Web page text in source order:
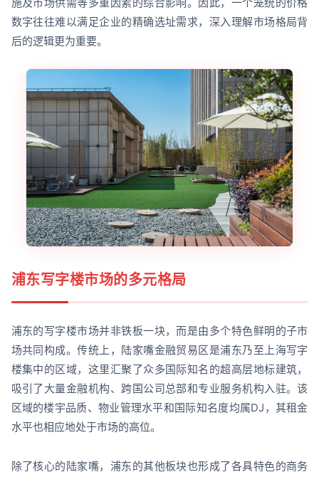
数字往往难以满足企业的精确选址需求，深入理解市场格局背
后的逻辑更为重要。
浦东写字楼市场的多元格局
浦东的写字楼市场并非铁板一块，而是由多个特色鲜明的子市
场共同构成。传统上，陆家嘴金融贸易区是浦东乃至上海写字
楼集中的区域，这里汇聚了众多国际知名的超高层地标建筑，
吸引了大量金融机构、跨国公司总部和专业服务机构入驻。该
区域的楼宇品质、物业管理水平和国际知名度均属DJ，其租金
水平也相应地处于市场的高位。
除了核心的陆家嘴，浦东的其他板块也形成了各具特色的商务